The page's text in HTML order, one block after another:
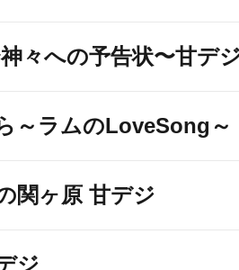
々への予告状〜甘デ
～ラムのLoveSong～
関ヶ原 甘デジ
ジ